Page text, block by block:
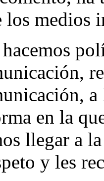
los medios
a
en la
llegar a
y les